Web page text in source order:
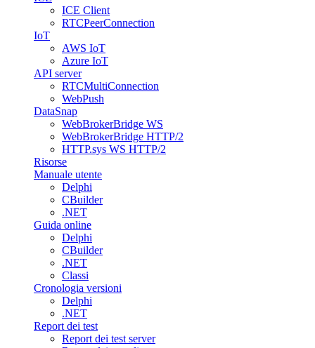
ICE Client
RTCPeerConnection
IoT
AWS IoT
Azure IoT
API server
RTCMultiConnection
WebPush
DataSnap
WebBrokerBridge WS
WebBrokerBridge HTTP/2
HTTP.sys WS HTTP/2
Risorse
Manuale utente
Delphi
CBuilder
.NET
Guida online
Delphi
CBuilder
.NET
Classi
Cronologia versioni
Delphi
.NET
Report dei test
Report dei test server